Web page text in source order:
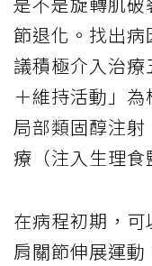
節退化。找出
議積極介入治
＋維持活動」
局部類固醇注
療（注入生理食
在病程初期，
肩關節伸展運